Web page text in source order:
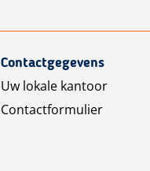
Contactgegevens
Uw lokale kantoor
Contactformulier